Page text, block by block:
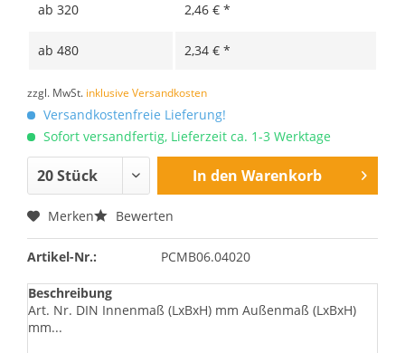
ab 320 2,46 € *
ab 480 2,34 € *
zzgl. MwSt. inklusive Versandkosten
Versandkostenfreie Lieferung!
Sofort versandfertig, Lieferzeit ca. 1-3 Werktage
In den Warenkorb
Merken Bewerten
Artikel-Nr.: PCMB06.04020
Beschreibung
Art. Nr. DIN Innenmaß (LxBxH) mm Außenmaß (LxBxH)
mm...